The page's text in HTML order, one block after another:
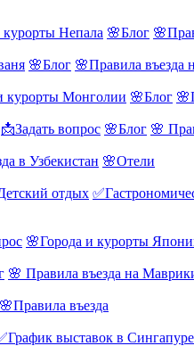
курорты Непала 🌸Блог
🌸Блог 🌸Правила въезда
курорты Монголии 🌸Блог
📩Задать вопрос 🌸Блог 🌸
в Узбекистан 🌸Отели
отдых
🌸Города и курорты
🌸 Правила въезда на
🌸Правила въезда
выставок в Сингапуре